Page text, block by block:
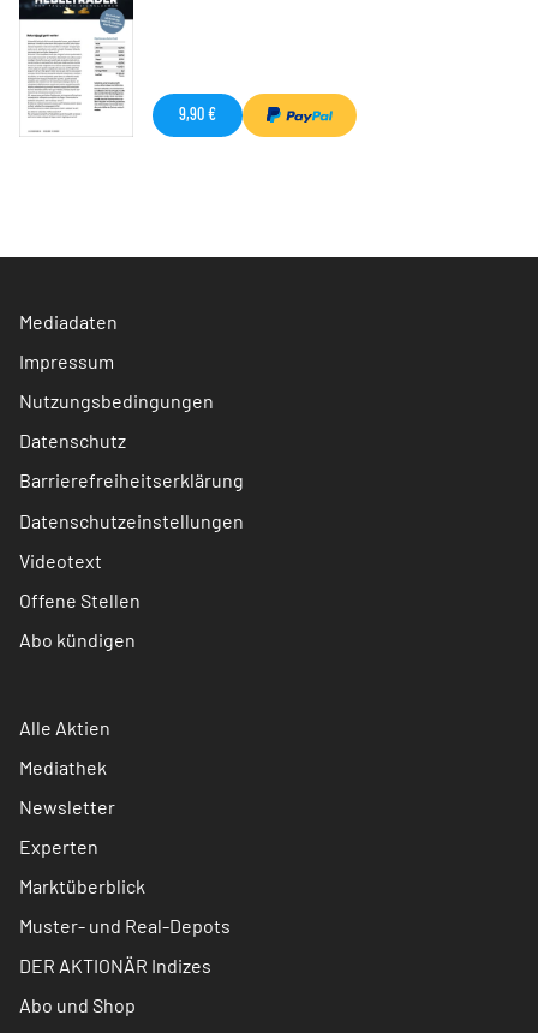
9,90 €
Mediadaten
Impressum
Nutzungsbedingungen
Datenschutz
Barrierefreiheitserklärung
Datenschutzeinstellungen
Videotext
Offene Stellen
Abo kündigen
Alle Aktien
Mediathek
Newsletter
Experten
Marktüberblick
Muster- und Real-Depots
DER AKTIONÄR Indizes
Abo und Shop